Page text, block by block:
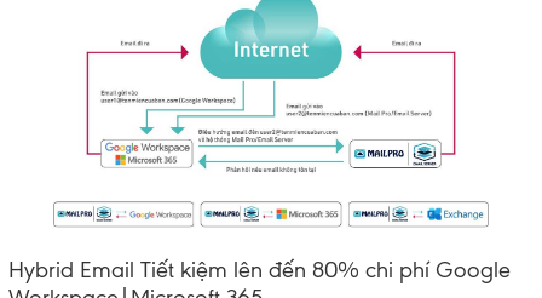
Hybrid Email Tiết kiệm lên đến 80% chi phí Google